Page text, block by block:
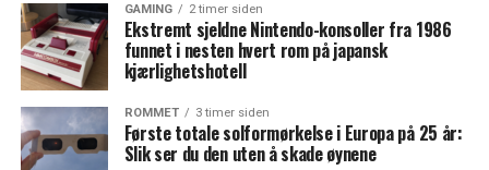
GAMING 2 timer siden
Ekstremt sjeldne Nintendo-konsoller fra 1986
funnet i nesten hvert rom på japansk
kjærlighetshotell
ROMMET 3 timer siden
Første totale solformørkelse i Europa på 25 år:
Slik ser du den uten å skade øynene